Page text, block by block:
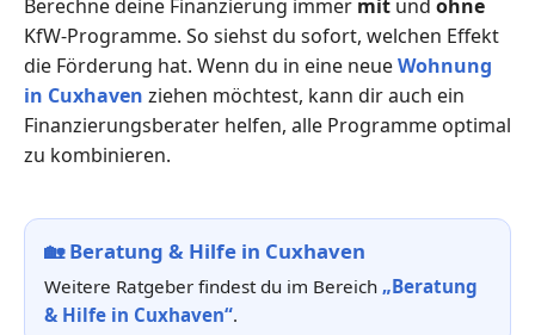
Berechne deine Finanzierung immer mit und ohne
KfW-Programme. So siehst du sofort, welchen Effekt
die Förderung hat. Wenn du in eine neueWohnung
in Cuxhaven ziehen möchtest, kann dir auch ein
Finanzierungsberater helfen, alle Programme optimal
zu kombinieren.
🏡Beratung & Hilfe in Cuxhaven
Weitere Ratgeber findest du im Bereich „Beratung
& Hilfe in Cuxhaven“.